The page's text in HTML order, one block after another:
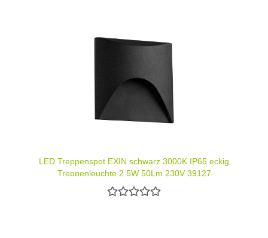
LED Treppenspot EXIN schwarz 3000K IP65 eckig
Treppenleuchte 2,5W 50Lm 230V 39127